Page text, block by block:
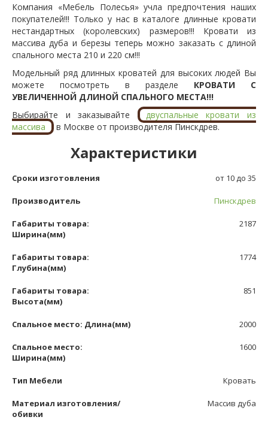
Компания «Мебель Полесья» учла предпочтения наших
покупателей!!! Только у нас в каталоге длинные кровати
нестандартных (королевских) размеров!!! Кровати из
массива дуба и березы теперь можно заказать с длиной
спального места 210 и 220 см!!!
Модельный ряд длинных кроватей для высоких людей Вы
можете посмотреть в разделе КРОВАТИ С
УВЕЛИЧЕННОЙ ДЛИНОЙ СПАЛЬНОГО МЕСТА!!!
Выбирайте и заказывайте
двуспальные кровати из
массива
в Москве от производителя Пинскдрев.
Характеристики
Сроки изготовления от 10 до 35
Производитель Пинскдрев
Габариты товара:
Ширина(мм)
2187
Габариты товара:
Глубина(мм)
1774
Габариты товара:
Высота(мм)
851
Спальное место: Длина(мм) 2000
Спальное место:
Ширина(мм)
1600
Тип Мебели Кровать
Материал изготовления/
обивки
Массив дуба